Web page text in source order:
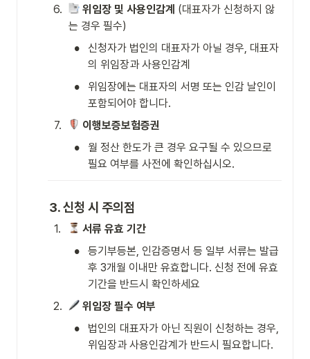
6. 위임장 및 사용인감계 (대표자가 신청하지 않
는 경우 필수)
•
신청자가 법인의 대표자가 아닐 경우, 대표자
의 위임장과 사용인감계
•
위임장에는 대표자의 서명 또는 인감 날인이
포함되어야 합니다.
7. 이행보증보험증권
•
월 정산 한도가 큰 경우 요구될 수 있으므로
필요 여부를 사전에 확인하십시오.
3. 신청 시 주의점
1. 서류 유효 기간
•
등기부등본, 인감증명서 등 일부 서류는 발급
후 3개월 이내만 유효합니다. 신청 전에 유효
기간을 반드시 확인하세요
2. 위임장 필수 여부
•
법인의 대표자가 아닌 직원이 신청하는 경우,
위임장과 사용인감계가 반드시 필요합니다.